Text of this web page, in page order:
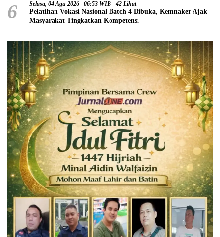
6 Selasa, 04 Agu 2026 - 06:53 WIB 42 Lihat
Pelatihan Vokasi Nasional Batch 4 Dibuka, Kemnaker Ajak
Masyarakat Tingkatkan Kompetensi